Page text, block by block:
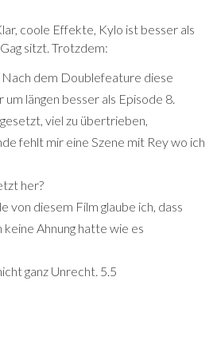
coole Effekte, Kylo ist besser als
sitzt. Trotzdem:
Nach dem Doublefeature diese
längen besser als Episode 8.
viel zu übertrieben,
fehlt mir eine Szene mit Rey wo ich
her?
von diesem Film glaube ich, dass
Ahnung hatte wie es
ganz Unrecht. 5.5